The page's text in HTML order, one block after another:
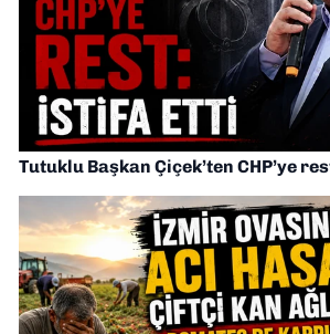
Tutuklu Başkan Çiçek’ten CHP’ye